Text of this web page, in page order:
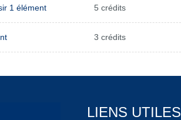
1 élément 5 crédits
3 crédits
LIENS UTILES